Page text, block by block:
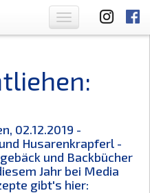
Toggle
navigation
02.12.2019 -
Husarenkrapferl -
und Backbücher
Jahr bei Media
gibt's hier: